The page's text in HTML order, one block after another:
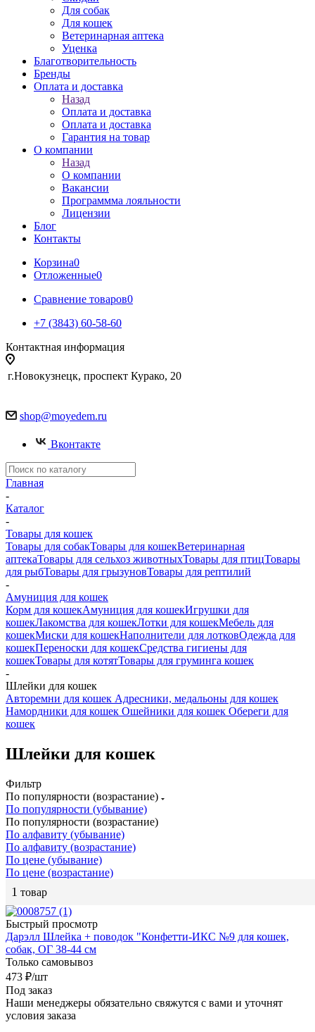
Для собак
Для кошек
Ветеринарная аптека
Уценка
Благотворительность
Бренды
Оплата и доставка
Назад
Оплата и доставка
Оплата и доставка
Гарантия на товар
О компании
Назад
О компании
Вакансии
Программма лояльности
Лицензии
Блог
Контакты
Корзина0
Отложенные0
Сравнение товаров0
+7 (3843) 60-58-60
Контактная информация
г.Новокузнецк, проспект Курако, 20
shop@moyedem.ru
Вконтакте
Главная
-
Каталог
-
Товары для кошек
Товары для собакТовары для кошекВетеринарная
аптекаТовары для сельхоз животныхТовары для птицТовары
для рыбТовары для грызуновТовары для рептилий
-
Амуниция для кошек
Корм для кошекАмуниция для кошекИгрушки для
кошекЛакомства для кошекЛотки для кошекМебель для
кошекМиски для кошекНаполнители для лотковОдежда для
кошекПереноски для кошекСредства гигиены для
кошекТовары для котятТовары для груминга кошек
-
Шлейки для кошек
Авторемни для кошек Адресники, медальоны для кошек
Намордники для кошек Ошейники для кошек Обереги для
кошек
Шлейки для кошек
Фильтр
По популярности (возрастание)
По популярности (убывание)
По популярности (возрастание)
По алфавиту (убывание)
По алфавиту (возрастание)
По цене (убывание)
По цене (возрастание)
1 товар
Быстрый просмотр
Дарэлл Шлейка + поводок "Конфетти-ИКС №9 для кошек,
собак, ОГ 38-44 см
Только самовывоз
473 ₽/шт
Под заказ
Наши менеджеры обязательно свяжутся с вами и уточнят
условия заказа